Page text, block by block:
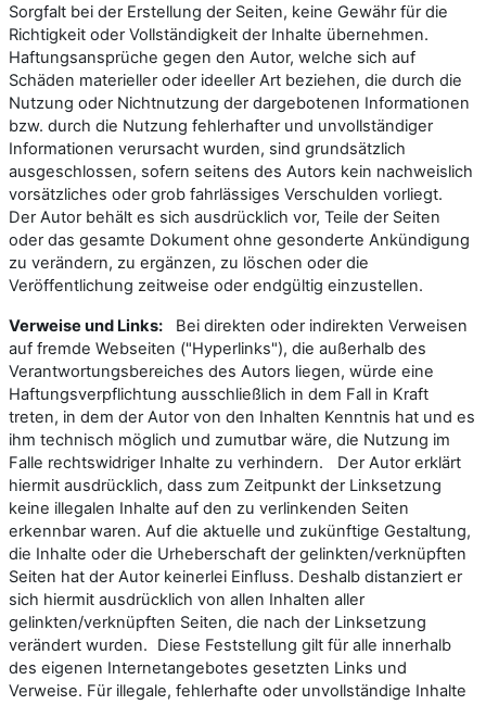
Sorgfalt bei der Erstellung der Seiten, keine Gewähr für die
Richtigkeit oder Vollständigkeit der Inhalte übernehmen.
Haftungsansprüche gegen den Autor, welche sich auf
Schäden materieller oder ideeller Art beziehen, die durch die
Nutzung oder Nichtnutzung der dargebotenen Informationen
bzw. durch die Nutzung fehlerhafter und unvollständiger
Informationen verursacht wurden, sind grundsätzlich
ausgeschlossen, sofern seitens des Autors kein nachweislich
vorsätzliches oder grob fahrlässiges Verschulden vorliegt.
Der Autor behält es sich ausdrücklich vor, Teile der Seiten
oder das gesamte Dokument ohne gesonderte Ankündigung
zu verändern, zu ergänzen, zu löschen oder die
Veröffentlichung zeitweise oder endgültig einzustellen.
Verweise und Links: Bei direkten oder indirekten Verweisen
auf fremde Webseiten ("Hyperlinks"), die außerhalb des
Verantwortungsbereiches des Autors liegen, würde eine
Haftungsverpflichtung ausschließlich in dem Fall in Kraft
treten, in dem der Autor von den Inhalten Kenntnis hat und es
ihm technisch möglich und zumutbar wäre, die Nutzung im
Falle rechtswidriger Inhalte zu verhindern. Der Autor erklärt
hiermit ausdrücklich, dass zum Zeitpunkt der Linksetzung
keine illegalen Inhalte auf den zu verlinkenden Seiten
erkennbar waren. Auf die aktuelle und zukünftige Gestaltung,
die Inhalte oder die Urheberschaft der gelinkten/verknüpften
Seiten hat der Autor keinerlei Einfluss. Deshalb distanziert er
sich hiermit ausdrücklich von allen Inhalten aller
gelinkten/verknüpften Seiten, die nach der Linksetzung
verändert wurden. Diese Feststellung gilt für alle innerhalb
des eigenen Internetangebotes gesetzten Links und
Verweise. Für illegale, fehlerhafte oder unvollständige Inhalte